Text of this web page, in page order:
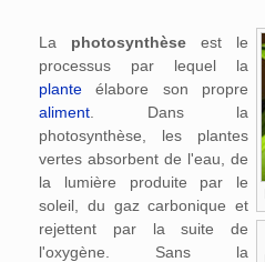
La photosynthèse est le
processus par lequel la
plante élabore son propre
aliment . Dans la
photosynthèse, les plantes
vertes absorbent de l'eau, de
la lumière produite par le
soleil, du gaz carbonique et
rejettent par la suite de
l'oxygène. Sans la